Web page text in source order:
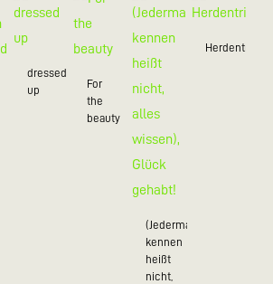
dressed
up
For
the
beauty
(Jedermann
kennen
heißt
nicht,
Herdentrieb